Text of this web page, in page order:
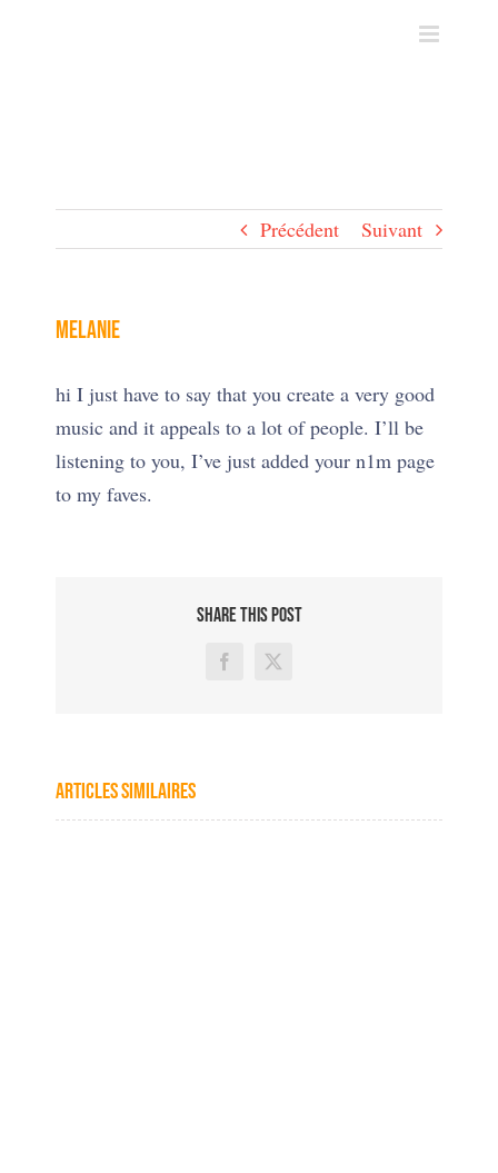
Précédent Suivant
Melanie
hi I just have to say that you create a very good
music and it appeals to a lot of people. I’ll be
listening to you, I’ve just added your n1m page
to my faves.
SHARE THIS POST
Facebook
X
Articles similaires